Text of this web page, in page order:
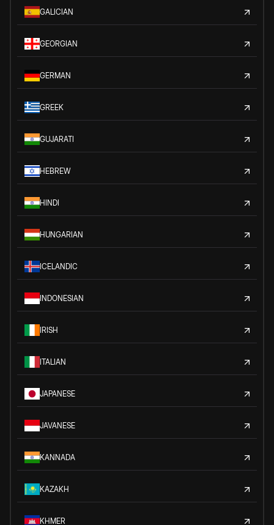
GALICIAN
GEORGIAN
GERMAN
GREEK
GUJARATI
HEBREW
HINDI
HUNGARIAN
ICELANDIC
INDONESIAN
IRISH
ITALIAN
JAPANESE
JAVANESE
KANNADA
KAZAKH
KHMER